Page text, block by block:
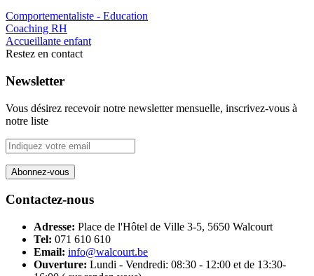
Comportementaliste - Education
Coaching RH
Accueillante enfant
Restez en contact
Newsletter
Vous désirez recevoir notre newsletter mensuelle, inscrivez-vous à
notre liste
Contactez-nous
Adresse: Place de l'Hôtel de Ville 3-5, 5650 Walcourt
Tel: 071 610 610
Email: info@walcourt.be
Ouverture: Lundi - Vendredi: 08:30 - 12:00 et de 13:30-